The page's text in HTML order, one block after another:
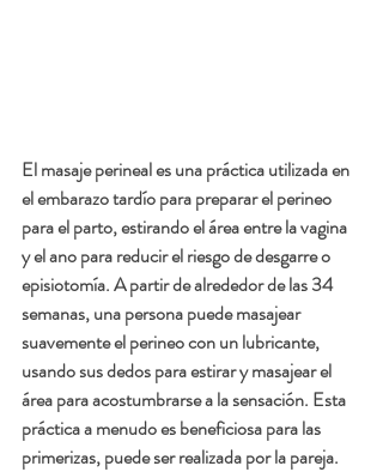
El masaje perineal es una práctica utilizada en
el embarazo tardío para preparar el perineo
para el parto, estirando el área entre la vagina
y el ano para reducir el riesgo de desgarre o
episiotomía. A partir de alrededor de las 34
semanas, una persona puede masajear
suavemente el perineo con un lubricante,
usando sus dedos para estirar y masajear el
área para acostumbrarse a la sensación. Esta
práctica a menudo es beneficiosa para las
primerizas, puede ser realizada por la pareja.